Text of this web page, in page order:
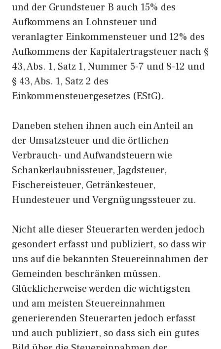
und der Grundsteuer B auch 15% des
Aufkommens an Lohnsteuer und
veranlagter Einkommensteuer und 12% des
Aufkommens der Kapitalertragsteuer nach §
43, Abs. 1, Satz 1, Nummer 5-7 und 8-12 und
§ 43, Abs. 1, Satz 2 des
Einkommensteuergesetzes (EStG).
Daneben stehen ihnen auch ein Anteil an
der Umsatzsteuer und die örtlichen
Verbrauch- und Aufwandsteuern wie
Schankerlaubnissteuer, Jagdsteuer,
Fischereisteuer, Getränkesteuer,
Hundesteuer und Vergnügungssteuer zu.
Nicht alle dieser Steuerarten werden jedoch
gesondert erfasst und publiziert, so dass wir
uns auf die bekannten Steuereinnahmen der
Gemeinden beschränken müssen.
Glücklicherweise werden die wichtigsten
und am meisten Steuereinnahmen
generierenden Steuerarten jedoch erfasst
und auch publiziert, so dass sich ein gutes